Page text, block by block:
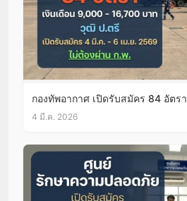
กองทัพอากาศ เปิดรับสมัคร 84 อัตรา
4 มี.ค. 2026